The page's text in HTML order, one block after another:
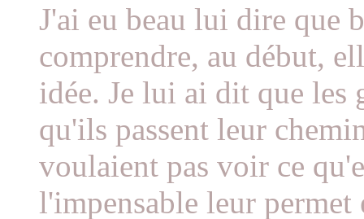
J'ai eu beau lui dire que
comprendre, au début,
idée. Je lui ai dit que les
qu'ils passent leur
voulaient pas voir ce
l'impensable leur permet